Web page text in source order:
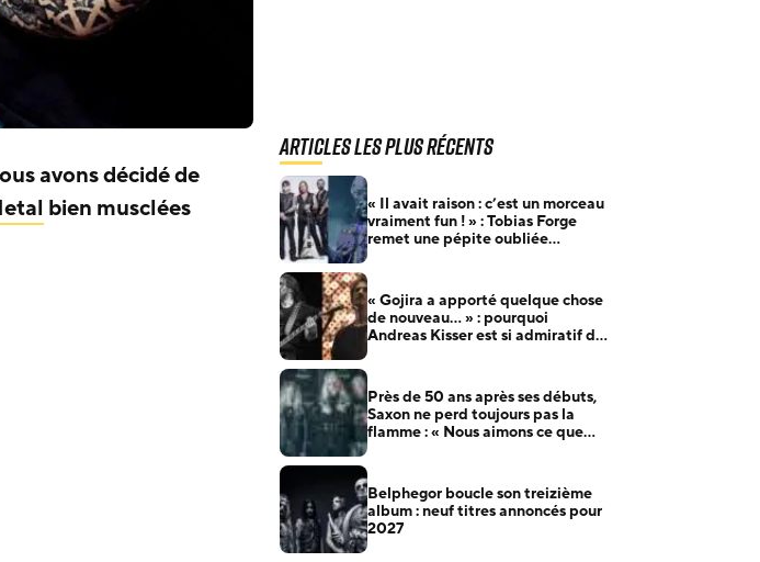
avons décidé de
bien musclées
Articles les plus récents
« Il avait raison : c’est un morceau
vraiment fun ! » : Tobias Forge
remet une pépite oubliée
« Gojira a apporté quelque chose
de nouveau… » : pourquoi
Andreas Kisser est si admiratif du
Près de 50 ans après ses débuts,
Saxon ne perd toujours pas la
flamme : « Nous aimons ce que
Belphegor boucle son treizième
album : neuf titres annoncés pour
2027